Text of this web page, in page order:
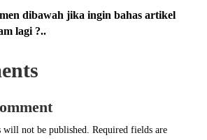
dibawah jika ingin bahas artikel
lagi ?..
will not be published. Required fields are